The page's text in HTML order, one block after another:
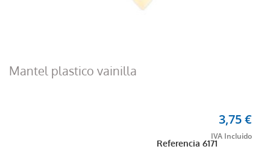
Mantel plastico vainilla
Referencia6171
3,75 €